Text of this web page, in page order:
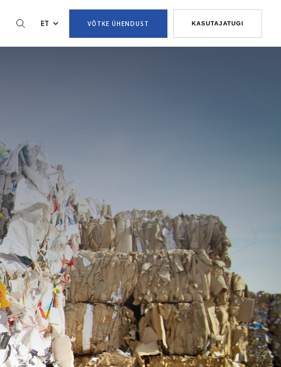
ET VÕTKE ÜHENDUST KASUTAJATUGI